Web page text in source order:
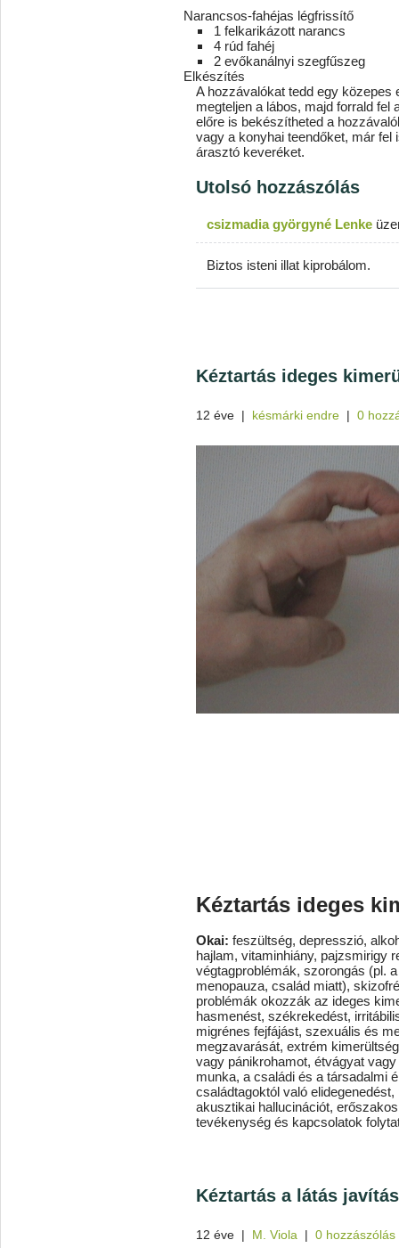
Narancsos-fahéjas légfrissítő
1 felkarikázott narancs
4 rúd fahéj
2 evőkanálnyi szegfűszeg
Elkészítés
A hozzávalókat tedd egy közepes
megteljen a lábos, majd forrald
előre is bekészítheted a
vagy a konyhai teendőket, már fel
árasztó keveréket.
Utolsó hozzászólás
csizmadia györgyné Lenke
Biztos isteni illat kiprobálom.
Kéztartás ideges
12 éve | késmárki endre | 0
Kéztartás ideges
Okai: feszültség, depresszió,
hajlam, vitaminhiány, pajzsmirigy
végtagproblémák, szorongás (pl.
menopauza, család miatt),
problémák okozzák az ideges
hasmenést, székrekedést,
migrénes fejfájást, szexuális és
megzavarását, extrém
vagy pánikrohamot, étvágyat
munka, a családi és a társadalmi
családtagoktól való
akusztikai hallucinációt,
tevékenység és kapcsolatok
Kéztartás a látás
12 éve | M. Viola | 0 hozzászólás